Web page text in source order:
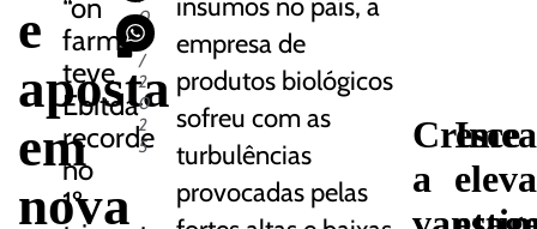
e
aposta
em
nova
“on
farm”
teve
Ebitda
recorde
no
1º
0
5
/
2
0
2
5
insumos no país, a
empresa de
produtos biológicos
sofreu com as
turbulências
provocadas pelas
Cresce
a
Imea
eleva